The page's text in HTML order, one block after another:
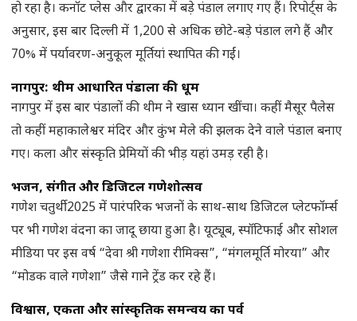
हो रहा है। कनॉट प्लेस और द्वारका में बड़े पंडाल लगाए गए हैं। रिपोर्ट्स के
अनुसार, इस बार दिल्ली में 1,200 से अधिक छोटे-बड़े पंडाल लगे हैं और
70% में पर्यावरण-अनुकूल मूर्तियां स्थापित की गईं।
नागपुर: थीम आधारित पंडालों की धूम
नागपुर में इस बार पंडालों की थीम ने खास ध्यान खींचा। कहीं मैसूर पैलेस
तो कहीं महाकालेश्वर मंदिर और कुंभ मेले की झलक देने वाले पंडाल बनाए
गए। कला और संस्कृति प्रेमियों की भीड़ यहां उमड़ रही है।
भजन, संगीत और डिजिटल गणेशोत्सव
गणेश चतुर्थी 2025 में पारंपरिक भजनों के साथ-साथ डिजिटल प्लेटफॉर्म्स
पर भी गणेश वंदना का जादू छाया हुआ है। यूट्यूब, स्पॉटिफाई और सोशल
मीडिया पर इस वर्ष “देवा श्री गणेशा रीमिक्स”, “मंगलमूर्ति मोरया” और
“मोडक वाले गणेशा” जैसे गाने ट्रेंड कर रहे हैं।
विश्वास, एकता और सांस्कृतिक समन्वय का पर्व